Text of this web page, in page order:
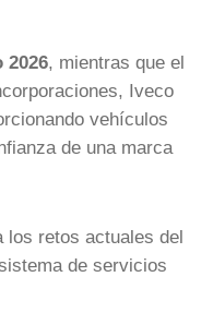
2026, mientras que el
Iveco
vehículos
de una marca
los retos actuales del
de servicios